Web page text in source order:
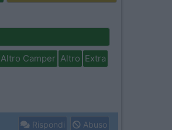
Altro Camper Altro Extra
Rispondi Abuso